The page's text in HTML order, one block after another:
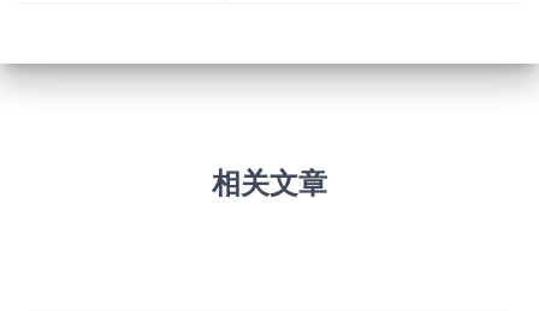
相关文章